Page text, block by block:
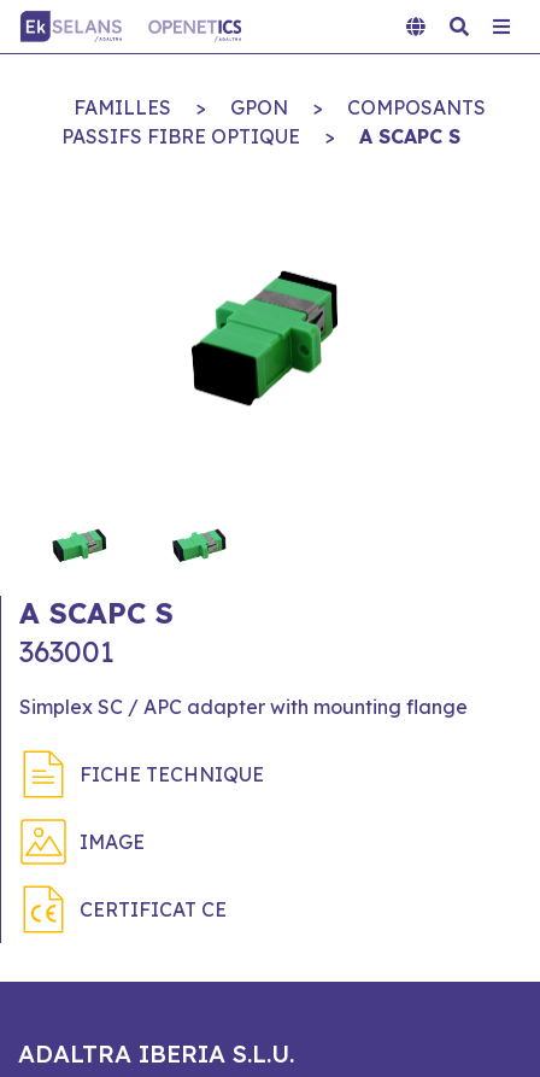
FAMILLES > GPON >
COMPOSANTS
PASSIFS FIBRE OPTIQUE
> A SCAPC S
A SCAPC S
363001
Simplex SC / APC adapter with mounting flange
FICHE TECHNIQUE
IMAGE
CERTIFICAT CE
ADALTRA IBERIA S.L.U.